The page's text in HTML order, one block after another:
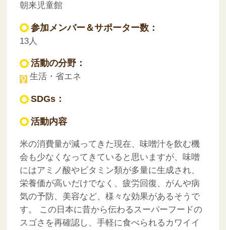
朝来児童館
参加メンバー＆サポーター数：
13人
活動の分野：
生活・省エネ
SDGs：
活動内容
米の消費量が減ってきた現在、味噌汁を飲む機
会も少なくなってきていると思いますが、味噌
にはアミノ酸やビタミン類が多量に生成され、
栄養価が高いだけでなく、疲労回復、がんや病
気の予防、美容など、様々な効果があるそうで
す。
この日本に昔から伝わるスーパーフードの
スゴさを再確認し、手軽に食べられるカワイイ